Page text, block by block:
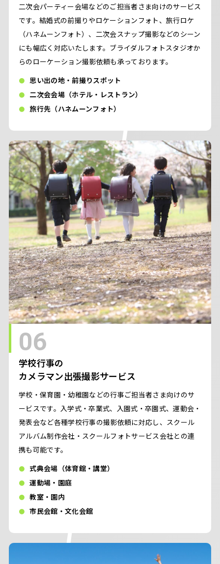
二次会パーティー会場などのご担当者さま向けのサービス
です。結婚式の前撮りやロケーションフォト、旅行ロケ
（ハネムーンフォト）、二次会スナップ撮影などのシーン
にも幅広く対応いたします。ブライダルフォトスタジオか
らのローケーション撮影依頼も承っております。
思い出の地・前撮りスポット
二次会会場（ホテル・レストラン）
旅行先（ハネムーンフォト）
06
学校行事の
カメラマン出張撮影サービス
学校・保育園・幼稚園などの行事ご担当者さま向けのサ
ービスです。入学式・卒業式、入園式・卒園式、運動会・
発表会など各種学校行事の撮影依頼に対応し、スクール
アルバム制作会社・スクールフォトサービス会社との連
携も可能です。
式典会場（体育館・講堂）
運動場・園庭
教室・園内
市民会館・文化会館